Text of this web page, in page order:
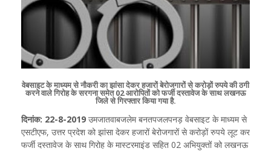
वेबसाइट के माध्यम से नौकरी का झांसा देकर हजारों बेरोजगारों से करोड़ों रुपये की ठगी
करने वाले गिरोह के सरगना समेत 02 आरोपितों को फर्जी दस्तावेज के साथ लखनऊ
जिले से गिरफ्तार किया गया है.
दिनांक: 22-8-2019 उमजातवाबजलेम बनतपजलपनड़ वेबसाइट के माध्यम से
एसटीएफ, उत्तर प्रदेश को झांसा देकर हजारों बेरोजगारों से करोड़ों रुपये लूट कर
फर्जी दस्तावेज के साथ गिरोह के मास्टरमाइंड सहित 02 अभियुक्तों को लखनऊ